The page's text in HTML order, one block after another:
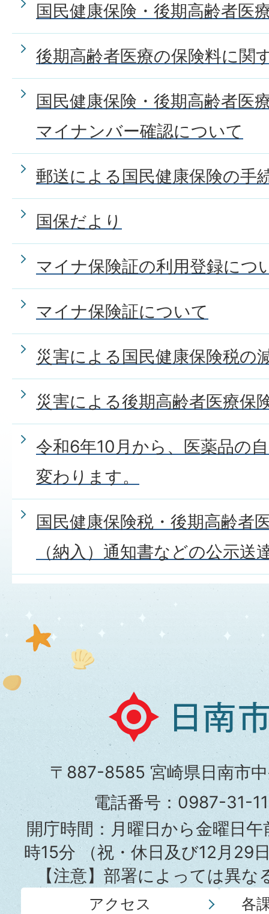
国民健康保険・後期高齢者医
後期高齢者医療の保険料に関
国民健康保険・後期高齢者医
マイナンバー確認について
郵送による国民健康保険の手
国保だより
マイナ保険証の利用登録につ
マイナ保険証について
災害による国民健康保険税の
災害による後期高齢者医療保
令和6年10月から、医薬品の
変わります。
国民健康保険税・後期高齢者
（納入）通知書などの公示送
日
南
市
役
所
〒887-8585 宮崎県日南市
電話番号：0987-31-
開庁時間：月曜日から金曜日
時15分（祝・休日及び12月29
【注意】部署によっては異
アクセス 各